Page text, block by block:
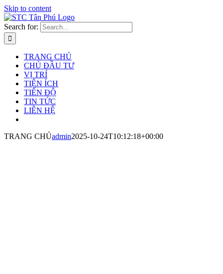
Skip to content
Search for:
TRANG CHỦ
CHỦ ĐẦU TƯ
VỊ TRÍ
TIỆN ÍCH
TIẾN ĐỘ
TIN TỨC
LIÊN HỆ
TRANG CHỦadmin2025-10-24T10:12:18+00:00